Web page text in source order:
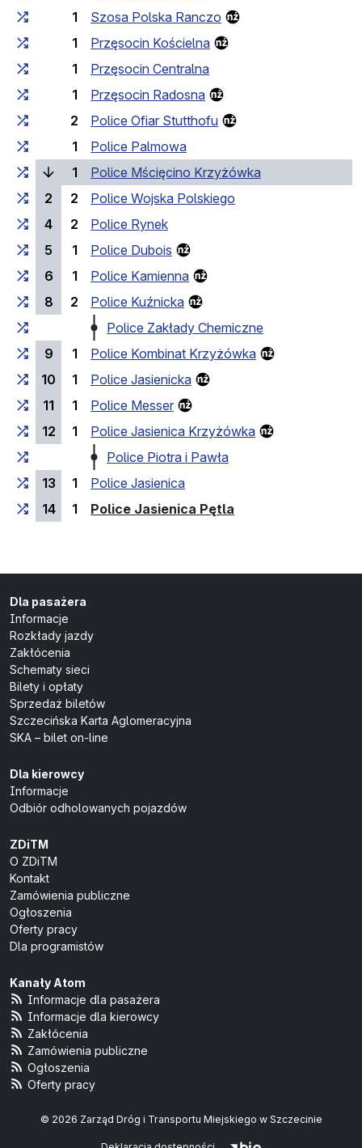
1
Szosa Polska Ranczo
1
Przęsocin Kościelna
1
Przęsocin Centralna
1
Przęsocin Radosna
2
Police Ofiar Stutthofu
1
Police Palmowa
1
Police Mścięcino Krzyżówka
2
2
Police Wojska Polskiego
4
2
Police Rynek
5
1
Police Dubois
6
1
Police Kamienna
8
2
Police Kuźnicka
Police Zakłady Chemiczne
9
1
Police Kombinat Krzyżówka
10
1
Police Jasienicka
11
1
Police Messer
12
1
Police Jasienica Krzyżówka
Police Piotra i Pawła
13
1
Police Jasienica
14
1 Police Jasienica Pętla
Dla pasażera
Informacje
Rozkłady jazdy
Zakłócenia
Schematy sieci
Bilety i opłaty
Sprzedaż biletów
Szczecińska Karta Aglomeracyjna
SKA – bilet on-line
Dla kierowcy
Informacje
Odbiór odholowanych pojazdów
ZDiTM
O ZDiTM
Kontakt
Zamówienia publiczne
Ogłoszenia
Oferty pracy
Dla programistów
Kanały Atom
Informacje dla pasażera
Informacje dla kierowcy
Zakłócenia
Zamówienia publiczne
Ogłoszenia
Oferty pracy
© 2026 Zarząd Dróg i Transportu Miejskiego w Szczecinie